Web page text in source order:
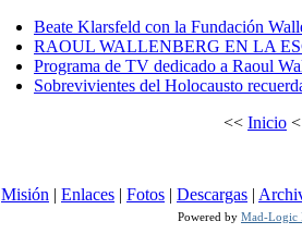
Beate Klarsfeld con la Fundación
RAOUL WALLENBERG EN LA
Programa de TV dedicado a Raoul
Sobrevivientes del Holocausto
<< Inicio
Misión | Enlaces | Fotos | Descargas |
Powered by Mad-Logic